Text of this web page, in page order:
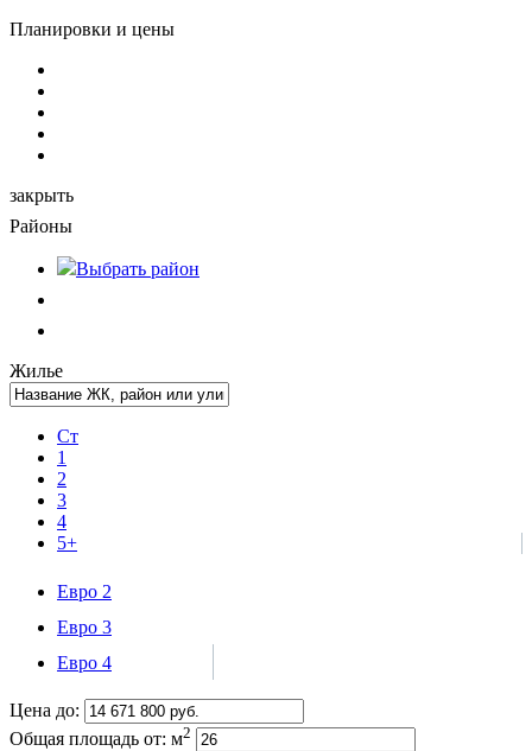
Планировки и цены
закрыть
Районы
Выбрать район
Жилье
Ст
1
2
3
4
5+
Евро 2
Евро 3
Евро 4
Цена до:
Общая площадь от: м2